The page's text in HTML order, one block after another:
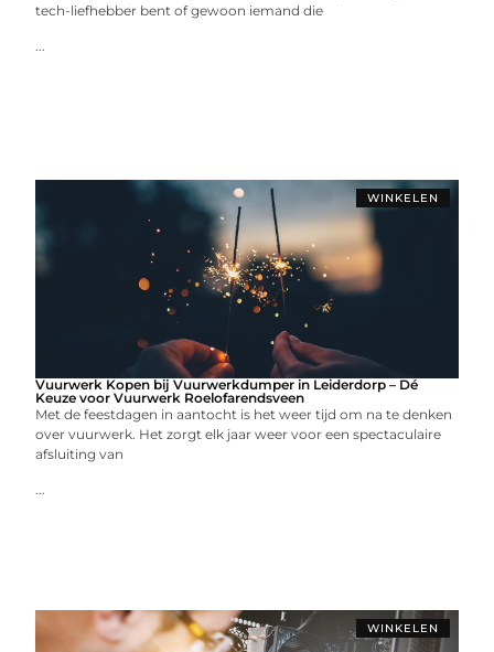
tech-liefhebber bent of gewoon iemand die
...
WINKELEN
Vuurwerk Kopen bij Vuurwerkdumper in Leiderdorp – Dé
Keuze voor Vuurwerk Roelofarendsveen
Met de feestdagen in aantocht is het weer tijd om na te denken
over vuurwerk. Het zorgt elk jaar weer voor een spectaculaire
afsluiting van
...
WINKELEN